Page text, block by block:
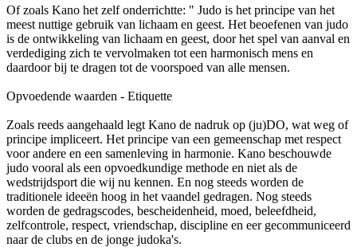
Of zoals Kano het zelf onderrichtte: " Judo is het principe van het
meest nuttige gebruik van lichaam en geest. Het beoefenen van judo
is de ontwikkeling van lichaam en geest, door het spel van aanval en
verdediging zich te vervolmaken tot een harmonisch mens en
daardoor bij te dragen tot de voorspoed van alle mensen.
Opvoedende waarden - Etiquette
Zoals reeds aangehaald legt Kano de nadruk op (ju)DO, wat weg of
principe impliceert. Het principe van een gemeenschap met respect
voor andere en een samenleving in harmonie. Kano beschouwde
judo vooral als een opvoedkundige methode en niet als de
wedstrijdsport die wij nu kennen. En nog steeds worden de
traditionele ideeën hoog in het vaandel gedragen. Nog steeds
worden de gedragscodes, bescheidenheid, moed, beleefdheid,
zelfcontrole, respect, vriendschap, discipline en eer gecommuniceerd
naar de clubs en de jonge judoka's.